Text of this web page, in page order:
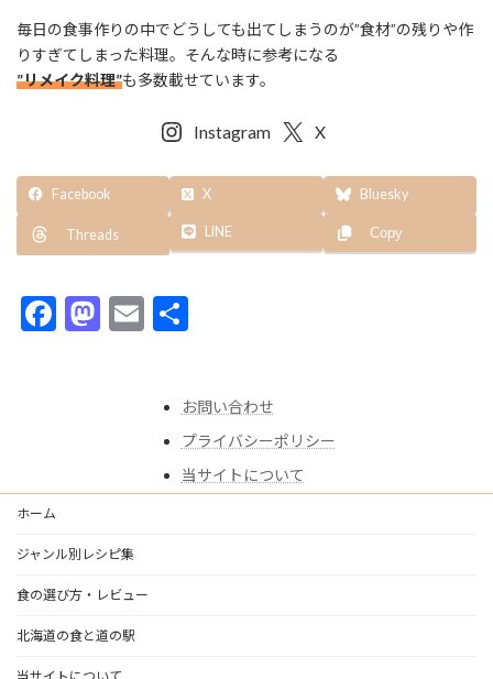
毎日の食事作りの中でどうしても出てしまうのが”食材”の残りや作
りすぎてしまった料理。そんな時に参考になる
”リメイク料理”も多数載せています。
Instagram X
Facebook X Bluesky
Threads LINE Copy
F
o
M
n
E
お問い合わせ
プライバシーポリシー
当サイトについて
ホーム
ジャンル別レシピ集
食の選び方・レビュー
北海道の食と道の駅